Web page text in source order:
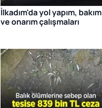
İlkadım'da yol yapım, bakım
ve onarım çalışmaları